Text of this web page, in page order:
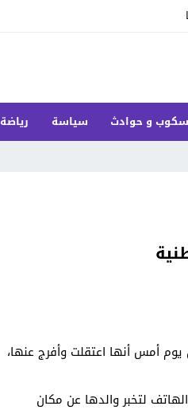
سكوب و حوادث سياسة رياضة
قيل يوم أمس أنها اعتقلت وأفرج عنها،
الهاتف لتخبر والدها عن مكان